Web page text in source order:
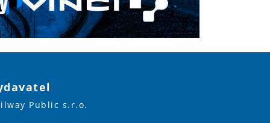
Public s.r.o.